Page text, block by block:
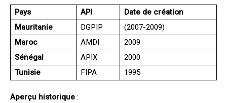
Pays API
Date de création
Mauritanie
DGPIP
(2007-2009)
Maroc
AMDI
2009
Sénégal
APIX
2000
Tunisie
FIPA 1995
Aperçu historique: